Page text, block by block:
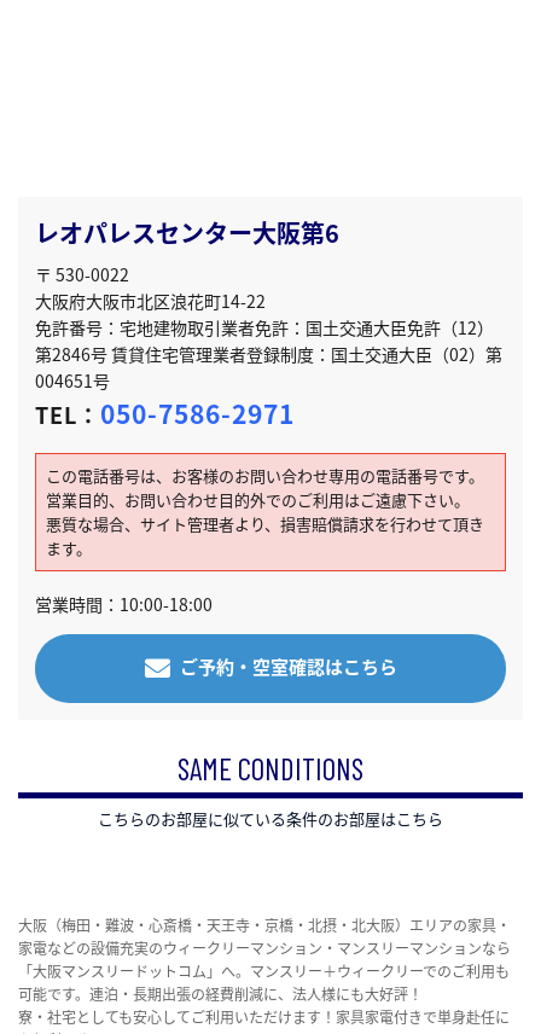
レオパレスセンター大阪第6
〒 530-0022
大阪府大阪市北区浪花町14-22
免許番号：宅地建物取引業者免許：国土交通大臣免許（12）
第2846号 賃貸住宅管理業者登録制度：国土交通大臣（02）第
004651号
TEL： 050-7586-2971
この電話番号は、お客様のお問い合わせ専用の電話番号です。
営業目的、お問い合わせ目的外でのご利用はご遠慮下さい。
悪質な場合、サイト管理者より、損害賠償請求を行わせて頂き
ます。
営業時間：10:00-18:00
ご予約・空室確認はこちら
SAME CONDITIONS
こちらのお部屋に似ている条件のお部屋はこちら
大阪（梅田・難波・心斎橋・天王寺・京橋・北摂・北大阪）エリアの家具・
家電などの設備充実のウィークリーマンション・マンスリーマンションなら
「大阪マンスリードットコム」へ。マンスリー＋ウィークリーでのご利用も
可能です。連泊・長期出張の経費削減に、法人様にも大好評！
寮・社宅としても安心してご利用いただけます！家具家電付きで単身赴任に